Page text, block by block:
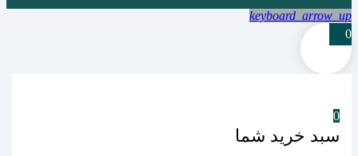
keyboard_arrow_up
0
0
سبد خرید شما